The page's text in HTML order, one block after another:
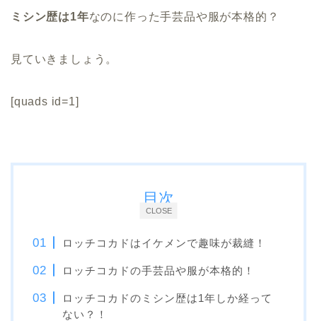
ミシン歴は1年なのに作った手芸品や服が本格的？
見ていきましょう。
[quads id=1]
CLOSE
目次
ロッチコカドはイケメンで趣味が裁縫！
ロッチコカドの手芸品や服が本格的！
ロッチコカドのミシン歴は1年しか経って
ない？！